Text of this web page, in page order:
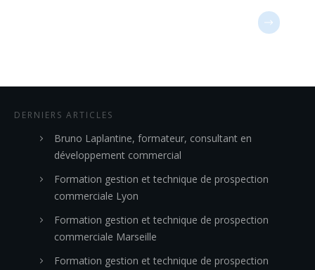
DERNIERS ARTICLES
Bruno Laplantine, formateur, consultant en
développement commercial
Formation gestion et technique de prospection
commerciale Lyon
Formation gestion et technique de prospection
commerciale Marseille
Formation gestion et technique de prospection